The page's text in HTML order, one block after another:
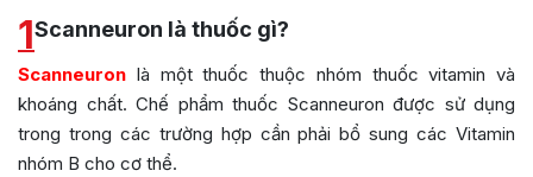
1Scanneuron là thuốc gì?
Scanneuron là một thuốc thuộc nhóm thuốc vitamin và
khoáng chất. Chế phẩm thuốc Scanneuron được sử dụng
trong trong các trường hợp cần phải bổ sung các Vitamin
nhóm B cho cơ thể.